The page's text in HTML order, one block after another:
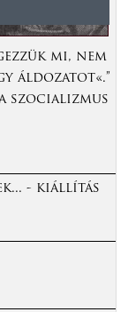
mi, nem
áldozatot«.”
szocializmus
- kiállítás